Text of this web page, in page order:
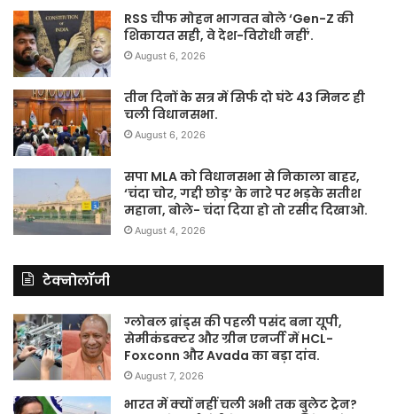
RSS चीफ मोहन भागवत बोले ‘Gen-Z की
शिकायत सही, वे देश-विरोधी नहीं’.
August 6, 2026
तीन दिनों के सत्र में सिर्फ दो घंटे 43 मिनट ही
चली विधानसभा.
August 6, 2026
सपा MLA को विधानसभा से निकाला बाहर,
‘चंदा चोर, गद्दी छोड़’ के नारे पर भड़के सतीश
महाना, बोले- चंदा दिया हो तो रसीद दिखाओ.
August 4, 2026
टेक्नोलॉजी
ग्लोबल ब्रांड्स की पहली पसंद बना यूपी,
सेमीकंडक्टर और ग्रीन एनर्जी में HCL-
Foxconn और Avada का बड़ा दांव.
August 7, 2026
भारत में क्यों नहीं चली अभी तक बुलेट ट्रेन?